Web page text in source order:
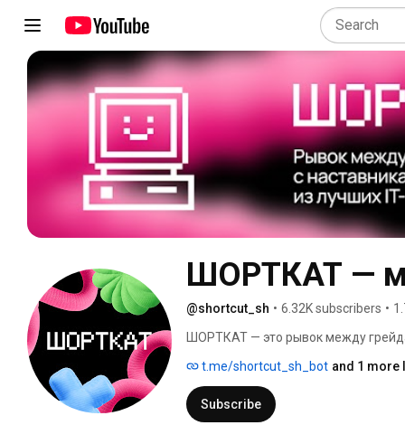
ШОРТКАТ —
@shortcut_sh • 6.32K subscribers •
ШОРТКАТ — это рывок между
t.me/shortcut_sh_bot and 1 more
Subscribe